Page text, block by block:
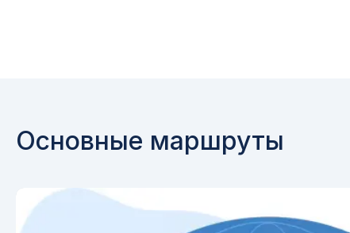
Основные маршруты